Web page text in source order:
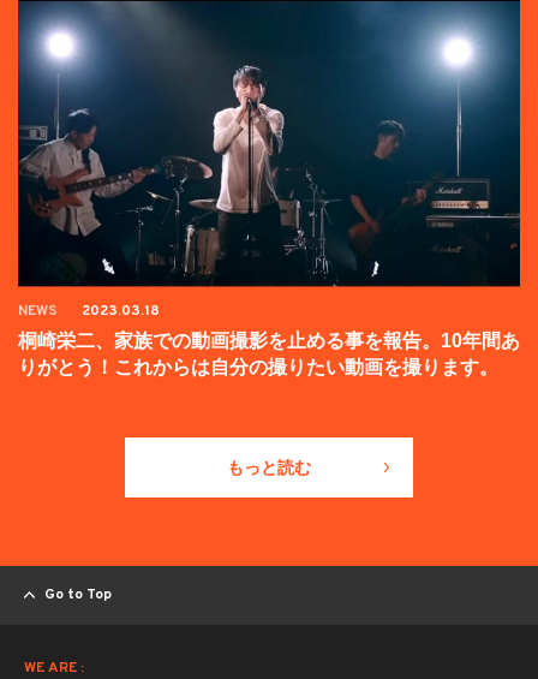
NEWS 2023.03.18
桐崎栄二、家族での動画撮影を止める事を報告。10年間あ
りがとう！これからは自分の撮りたい動画を撮ります。
もっと読む
Go to Top
WE ARE :